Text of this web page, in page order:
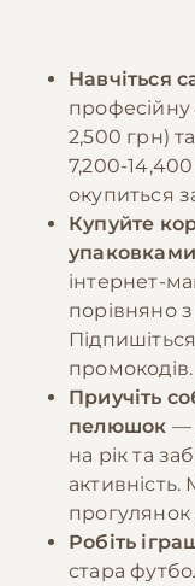
Навчіться
2,500 грн)
7,200-
окупиться
Купуйте
упаковками
інтернет-
порівняно
промокодів.
Приучіть
пелюшок —
на рік та
прогулянок
Робіть
стара